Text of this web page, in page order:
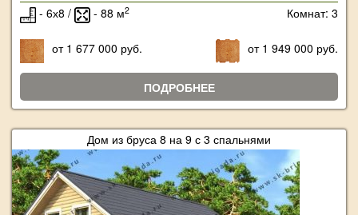
- 6х8 /
- 88 м2 Комнат: 3
от 1 677 000 руб. от 1 949 000 руб.
ПОДРОБНЕЕ
Дом из бруса 8 на 9 с 3 спальнями